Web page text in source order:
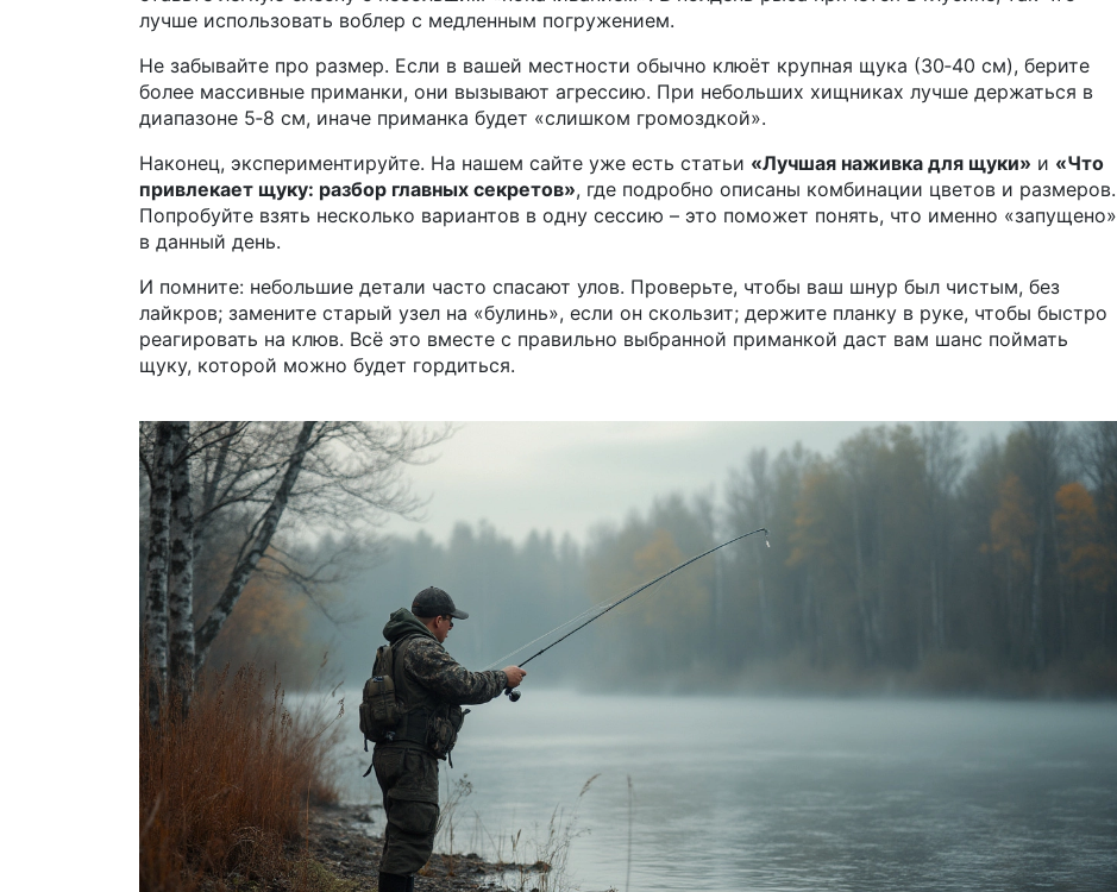
лучше использовать воблер с медленным погружением.
Не забывайте про размер. Если в вашей местности обычно клюёт крупная щука (30‑40 см), берите
более массивные приманки, они вызывают агрессию. При небольших хищниках лучше держаться в
диапазоне 5‑8 см, иначе приманка будет «слишком громоздкой».
Наконец, экспериментируйте. На нашем сайте уже есть статьи «Лучшая наживка для щуки» и «Что
привлекает щуку: разбор главных секретов», где подробно описаны комбинации цветов и размеров.
Попробуйте взять несколько вариантов в одну сессию – это поможет понять, что именно «запущено»
в данный день.
И помните: небольшие детали часто спасают улов. Проверьте, чтобы ваш шнур был чистым, без
лайкров; замените старый узел на «булинь», если он скользит; держите планку в руке, чтобы быстро
реагировать на клюв. Всё это вместе с правильно выбранной приманкой даст вам шанс поймать
щуку, которой можно будет гордиться.